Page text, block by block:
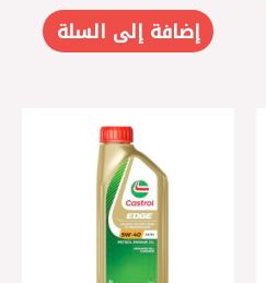
إضافة إلى السلة